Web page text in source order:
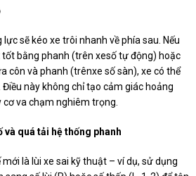
lực sẽ kéo xe trôi nhanh về phía sau. Nếu
bằng phanh (trên xesố tự động) hoặc
côn và phanh (trênxe số sàn), xe có thể
này không chỉ tạo cảm giác hoảng
cơ va chạm nghiêm trọng.
và quá tải hệ thống phanh
là lùi xe sai kỹ thuật – ví dụ, sử dụng